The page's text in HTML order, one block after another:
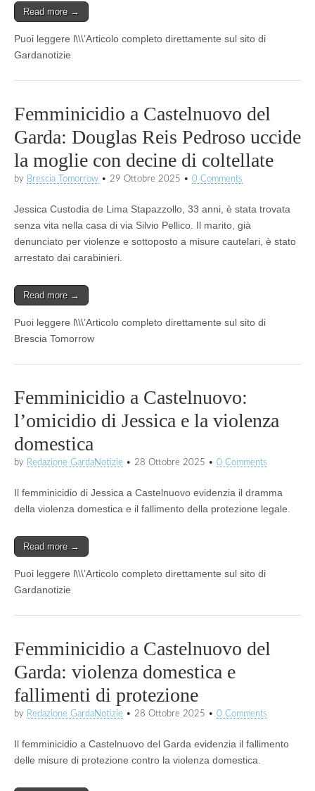
Read more →
Puoi leggere l\\\’Articolo completo direttamente sul sito di
Gardanotizie
Femminicidio a Castelnuovo del
Garda: Douglas Reis Pedroso uccide
la moglie con decine di coltellate
by Brescia Tomorrow • 29 Ottobre 2025 • 0 Comments
Jessica Custodia de Lima Stapazzollo, 33 anni, è stata trovata
senza vita nella casa di via Silvio Pellico. Il marito, già
denunciato per violenze e sottoposto a misure cautelari, è stato
arrestato dai carabinieri.
Read more →
Puoi leggere l\\\’Articolo completo direttamente sul sito di
Brescia Tomorrow
Femminicidio a Castelnuovo:
l’omicidio di Jessica e la violenza
domestica
by Redazione GardaNotizie • 28 Ottobre 2025 • 0 Comments
Il femminicidio di Jessica a Castelnuovo evidenzia il dramma
della violenza domestica e il fallimento della protezione legale.
Read more →
Puoi leggere l\\\’Articolo completo direttamente sul sito di
Gardanotizie
Femminicidio a Castelnuovo del
Garda: violenza domestica e
fallimenti di protezione
by Redazione GardaNotizie • 28 Ottobre 2025 • 0 Comments
Il femminicidio a Castelnuovo del Garda evidenzia il fallimento
delle misure di protezione contro la violenza domestica.